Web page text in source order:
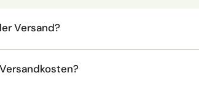
Versand?